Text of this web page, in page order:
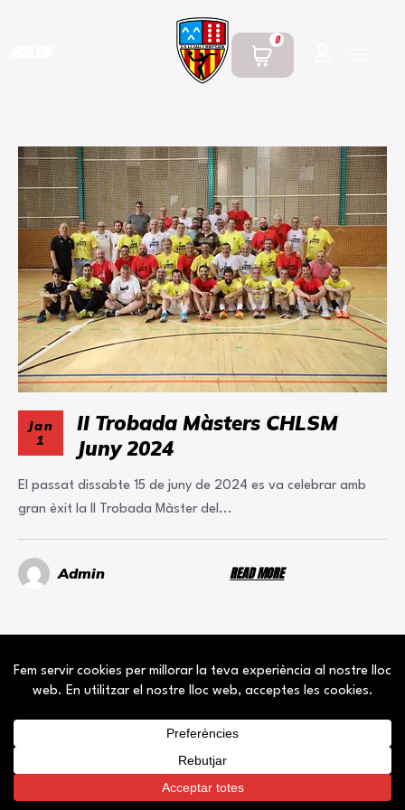
0
Jan
1
II Trobada Màsters CHLSM
Juny 2024
El passat dissabte 15 de juny de 2024 es va celebrar amb
gran èxit la II Trobada Màster del...
READ MORE
Admin